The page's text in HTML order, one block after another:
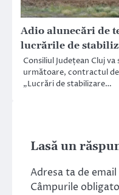
Adio alunecări de
lucrările de
Consiliul Județean Cluj
următoare, contractul
„Lucrări de stabilizare…
Lasă un
Adresa ta de
Câmpurile